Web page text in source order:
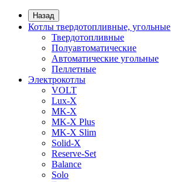
Назад
Котлы твердотопливные, угольные
Твердотопливные
Полуавтоматические
Автоматические угольные
Пеллетные
Электрокотлы
VOLT
Lux-X
MK-X
MK-X Plus
MK-X Slim
Solid-X
Reserve-Set
Balance
Solo